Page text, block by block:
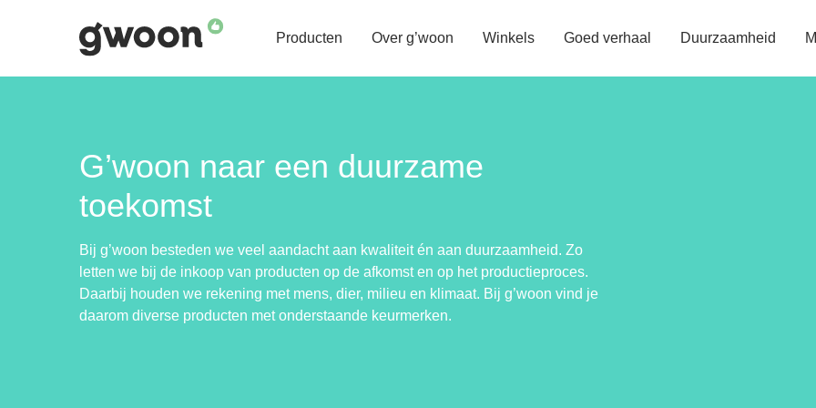
Producten Over g’woon Winkels Goed verhaal Duurzaamheid
G’woon naar een duurzame
toekomst
Bij g’woon besteden we veel aandacht aan kwaliteit én aan duurzaamheid. Zo
letten we bij de inkoop van producten op de afkomst en op het productieproces.
Daarbij houden we rekening met mens, dier, milieu en klimaat. Bij g’woon vind je
daarom diverse producten met onderstaande keurmerken.